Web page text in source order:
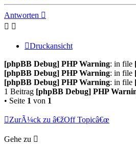
Antworten
Druckansicht
[phpBB Debug] PHP Warning: in file
[phpBB Debug] PHP Warning: in file
[phpBB Debug] PHP Warning: in file
1 Beitrag [phpBB Debug] PHP
• Seite 1 von 1
ZurÃ¼ck zu â€žOff Topicâ€œ
Gehe zu